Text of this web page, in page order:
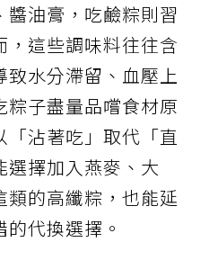
油膏，吃鹼粽則習
這些調味料往往含
水分滯留、血壓上
子盡量品嚐食材原
沾著吃」取代「直
選擇加入燕麥、大
的高纖粽，也能延
代換選擇。